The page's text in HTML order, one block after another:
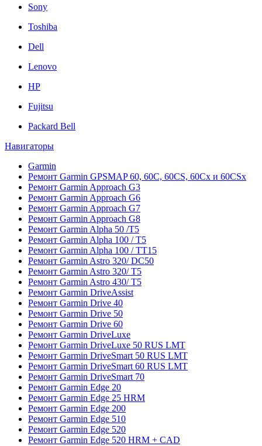
Sony
Toshiba
Dell
Lenovo
HP
Fujitsu
Packard Bell
Навигаторы
Garmin
Ремонт Garmin GPSMAP 60, 60C, 60CS, 60Cx и 60CSx
Ремонт Garmin Approach G3
Ремонт Garmin Approach G6
Ремонт Garmin Approach G7
Ремонт Garmin Approach G8
Ремонт Garmin Alpha 50 /T5
Ремонт Garmin Alpha 100 / T5
Ремонт Garmin Alpha 100 / TT15
Ремонт Garmin Astro 320/ DC50
Ремонт Garmin Astro 320/ T5
Ремонт Garmin Astro 430/ T5
Ремонт Garmin DriveAssist
Ремонт Garmin Drive 40
Ремонт Garmin Drive 50
Ремонт Garmin Drive 60
Ремонт Garmin DriveLuxe
Ремонт Garmin DriveLuxe 50 RUS LMT
Ремонт Garmin DriveSmart 50 RUS LMT
Ремонт Garmin DriveSmart 60 RUS LMT
Ремонт Garmin DriveSmart 70
Ремонт Garmin Edge 20
Ремонт Garmin Edge 25 HRM
Ремонт Garmin Edge 200
Ремонт Garmin Edge 510
Ремонт Garmin Edge 520
Ремонт Garmin Edge 520 HRM + CAD